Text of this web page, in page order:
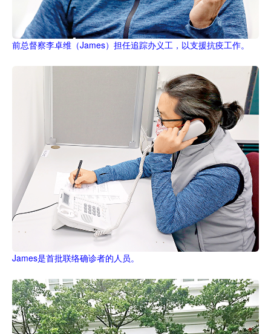
前总督察李卓维（James）担任追踪办义工，以支援抗疫工作。
James是首批联络确诊者的人员。